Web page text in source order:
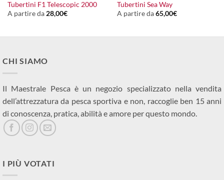
Tubertini F1 Telescopic 2000
A partire da28,00€
Tubertini Sea Way
A partire da65,00€
CHI SIAMO
Il Maestrale Pesca è un negozio specializzato nella vendita
dell’attrezzatura da pesca sportiva e non, raccoglie ben 15 anni
di conoscenza, pratica, abilità e amore per questo mondo.
I PIÙ VOTATI